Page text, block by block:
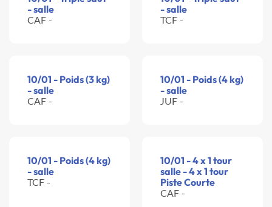
- salle
CAF -
- salle
TCF -
10/01 - Poids (3 kg)
- salle
CAF -
10/01 - Poids (4 kg)
- salle
JUF -
10/01 - Poids (4 kg)
- salle
TCF -
10/01 - 4 x 1 tour
salle - 4 x 1 tour
Piste Courte
CAF -